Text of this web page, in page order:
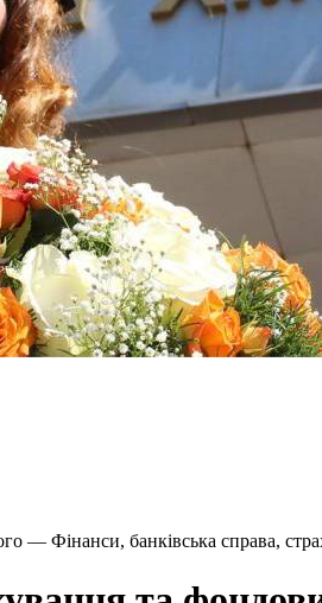
— Фінанси, банківська справа,